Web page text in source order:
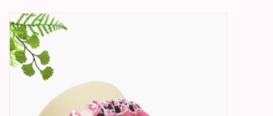
Disney Huwelijk
Betty Boop Huwelijk